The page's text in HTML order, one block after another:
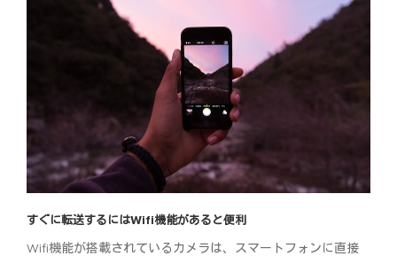
すぐに転送するにはWifi機能があると便利
Wifi機能が搭載されているカメラは、スマートフォンに直接